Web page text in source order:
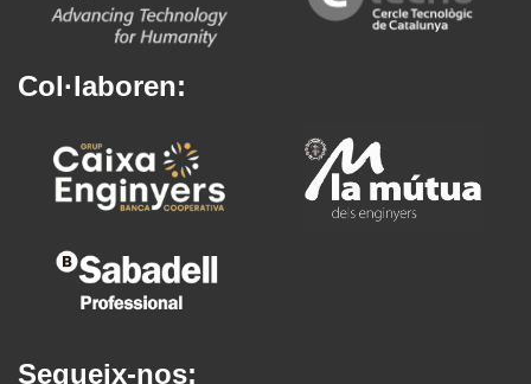
Col·laboren:
Segueix-nos: